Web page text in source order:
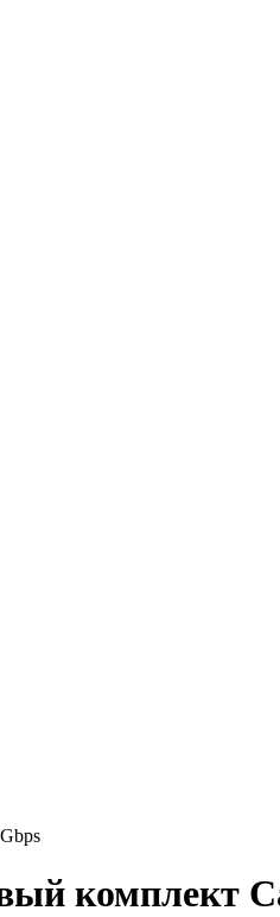
комплект